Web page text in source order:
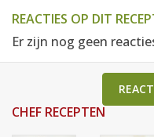
REACTIES OP DIT
Er zijn nog geen
CHEF RECEPTEN